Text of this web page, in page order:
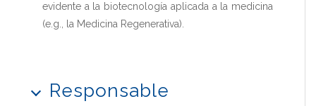
evidente a la biotecnología aplicada a la medicina
(e.g., la Medicina Regenerativa).
Responsable